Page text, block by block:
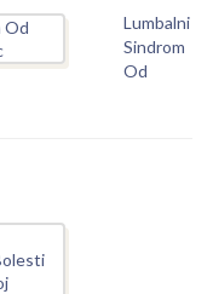
Lumbalni
Sindrom
Od